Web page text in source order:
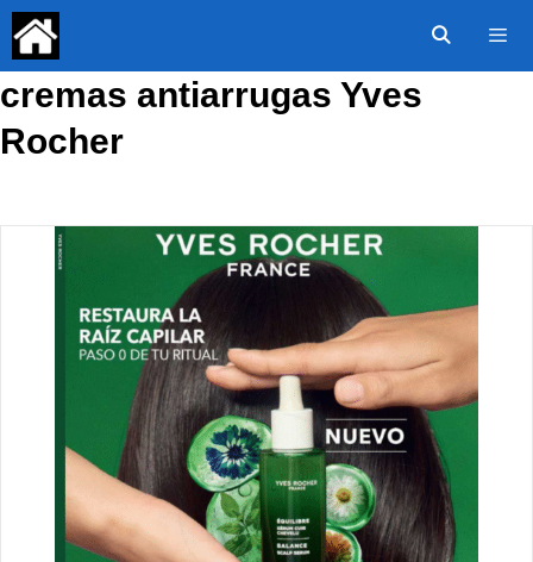
Saltar
contenido
cremas antiarrugas Yves
Rocher